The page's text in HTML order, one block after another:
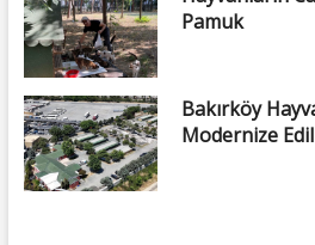
Pamuk
Bakırköy
Modernize